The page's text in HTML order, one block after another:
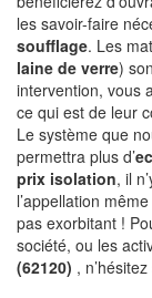
les savoir-faire
soufflage. Les
laine de verre)
intervention, vous
ce qui est de leur
Le système que
permettra plus d’
prix isolation, il
l’appellation
pas exorbitant !
société, ou les
(62120) ,